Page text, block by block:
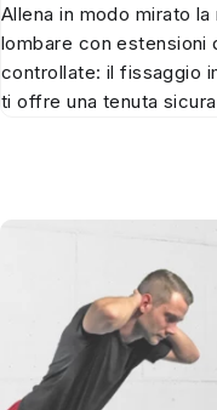
Allena in modo mirato la
lombare con estensioni
controllate: il fissaggio
ti offre una tenuta